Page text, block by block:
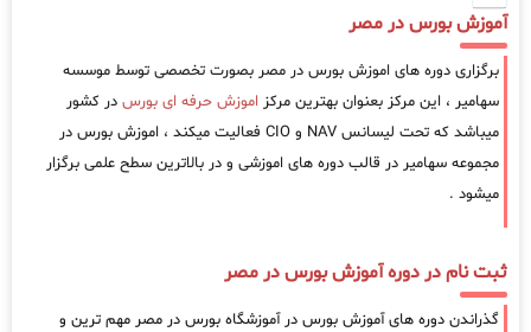
آموزش بورس در مصر
برگزاری دوره های اموزش بورس در مصر بصورت تخصصی توسط موسسه
سهامیر ، این مرکز بعنوان بهترین مرکز اموزش حرفه ای بورس در کشور
میباشد که تحت لیسانس NAV و CIO فعالیت میکند ، اموزش بورس در
مجموعه سهامیر در قالب دوره های اموزشی و در بالاترین سطح علمی برگزار
میشود .
ثبت نام در دوره آموزش بورس در مصر
گذراندن دوره های آموزش بورس در آموزشگاه بورس در مصر مهم ترین و